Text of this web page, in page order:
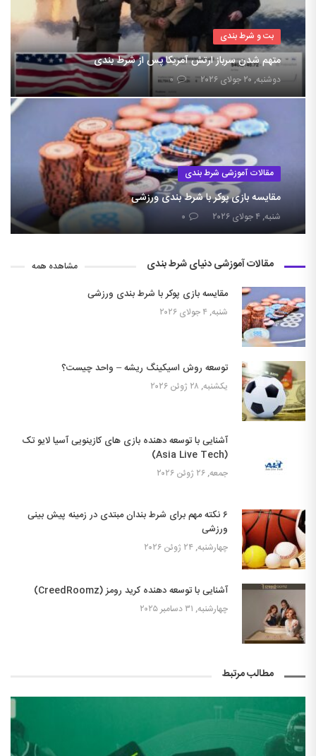
بت و شرط بندی
متهم شدن سرباز ارتش آمریکا پس از شرط بندی
دوشنبه, ۲۰ جولای ۲۰۲۶ ۰
مقالات آموزشی شرط بندی
مقایسه بازی پوکر با شرط بندی ورزشی
شنبه, ۴ جولای ۲۰۲۶ ۰
مقالات آموزشی دنیای شرط بندی مشاهده همه
مقایسه بازی پوکر با شرط بندی ورزشی
شنبه, ۴ جولای ۲۰۲۶
توسعه روش اسیکینگ ریشه – واحد چیست؟
یکشنبه, ۲۸ ژوئن ۲۰۲۶
آشنایی با توسعه دهنده بازی های کازینویی آسیا لایو تک
(Asia Live Tech)
جمعه, ۲۶ ژوئن ۲۰۲۶
۶ نکته مهم برای شرط بندان مبتدی در زمینه پیش بینی
ورزشی
چهارشنبه, ۲۴ ژوئن ۲۰۲۶
آشنایی با توسعه دهنده کرید رومز (CreedRoomz)
چهارشنبه, ۳۱ دسامبر ۲۰۲۵
مطالب مرتبط